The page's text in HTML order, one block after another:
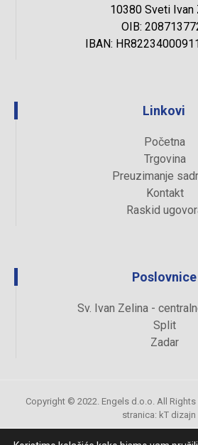
10380 Sveti Ivan
OIB:
IBAN:
Linkovi
Početna
Trgovina
Preuzimanje
Kontakt
Raskid
Poslovnice
Sv. Ivan Zelina -
Split
Zadar
Copyright © 2022. Engels d.o.o. All
stranica: kT dizajn